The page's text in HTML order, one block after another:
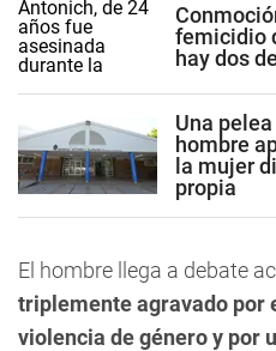
femicidio
hay dos
Una
hombre
la mujer
propia
El hombre llega a debate
triplemente agravado por
violencia de género y por